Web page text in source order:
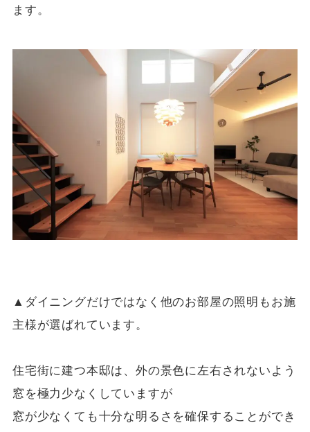
ます。
▲ダイニングだけではなく他のお部屋の照明もお施
主様が選ばれています。
住宅街に建つ本邸は、外の景色に左右されないよう
窓を極力少なくしていますが
窓が少なくても十分な明るさを確保することができ